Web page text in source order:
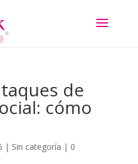
de
cómo
| Sin categoría | 0